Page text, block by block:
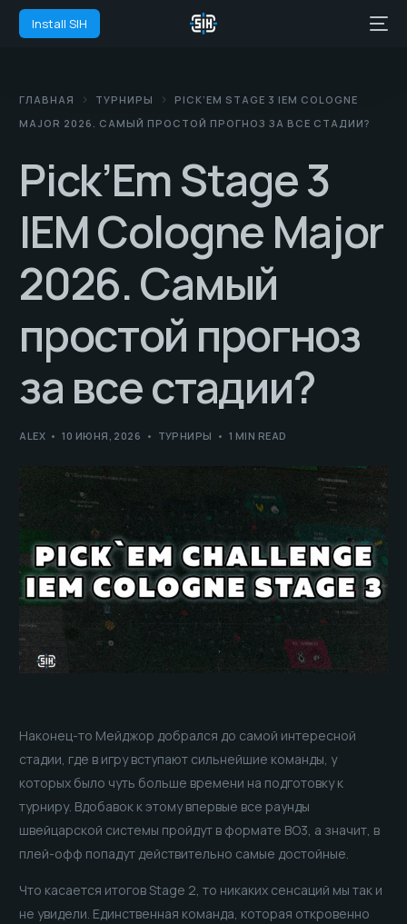
Install SIH
ГЛАВНАЯ ТУРНИРЫ
PICK’EM STAGE 3 IEM COLOGNE
MAJOR 2026. САМЫЙ ПРОСТОЙ ПРОГНОЗ ЗА ВСЕ СТАДИИ?
Pick’Em Stage 3
IEM Cologne Major
2026. Самый
простой прогноз
за все стадии?
ALEX 10 ИЮНЯ, 2026 ТУРНИРЫ 1 MIN READ
Наконец-то Мейджор добрался до самой интересной
стадии, где в игру вступают сильнейшие команды, у
которых было чуть больше времени на подготовку к
турниру. Вдобавок к этому впервые все раунды
швейцарской системы пройдут в формате BO3, а значит, в
плей-офф попадут действительно самые достойные.
Что касается итогов Stage 2, то никаких сенсаций мы так и
не увидели. Единственная команда, которая откровенно